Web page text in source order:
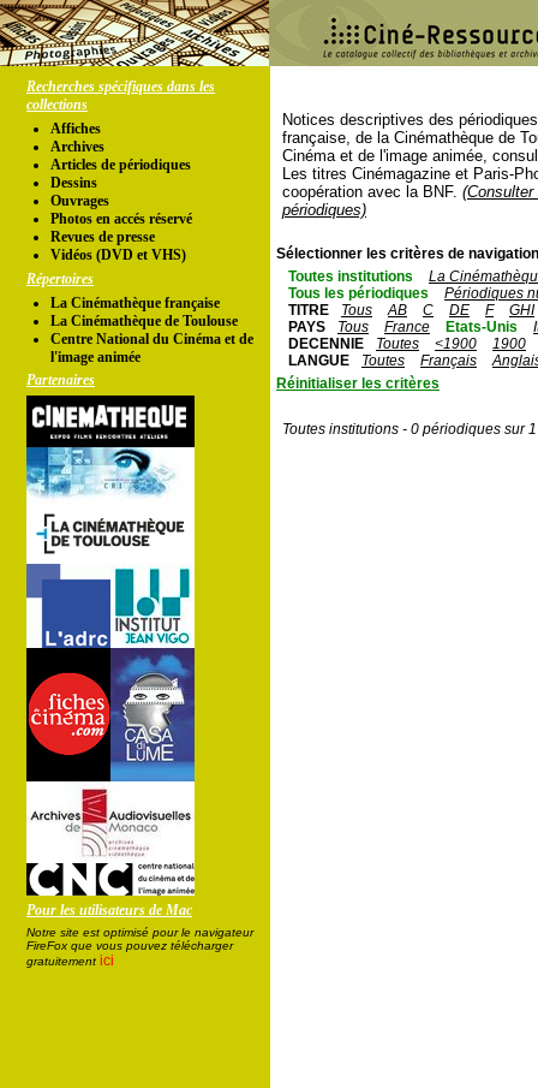
Recherches spécifiques dans les
collections
Affiches
Archives
Articles de périodiques
Dessins
Ouvrages
Photos en accés réservé
Revues de presse
Vidéos (DVD et VHS)
Répertoires
La Cinémathèque française
La Cinémathèque de Toulouse
Centre National du Cinéma et de
l'image animée
Partenaires
Pour les utilisateurs de Mac
Notre site est optimisé pour le navigateur
FireFox que vous pouvez télécharger
gratuitement ici
Notices descriptives des
française, de la Cinémathèque de
Cinéma et de l'image animée,
Les titres Cinémagazine et Paris-
coopération avec la BNF.
périodiques)
Sélectionner les critères de
Toutes institutions
La
Tous les périodiques
Périodiques
TITRE
Tous AB C DE F
GHI
PAYS
Tous France Etats-Unis
DECENNIE
Toutes <1900
1900
LANGUE
Toutes Français
Réinitialiser les critères
Toutes institutions - 0 périodiques sur